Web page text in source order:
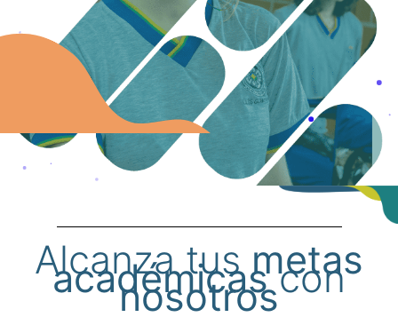
Alcanza tusmetas
académicascon
nosotros